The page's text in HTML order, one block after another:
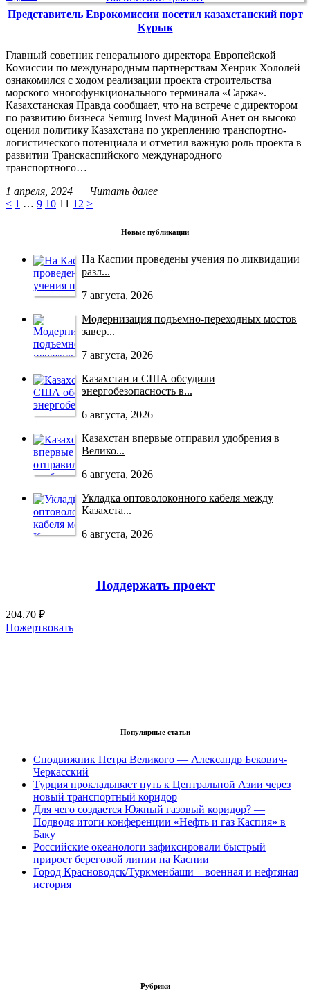
Представитель Еврокомиссии посетил казахстанский порт
Курык
Главный советник генерального директора Европейской
Комиссии по международным партнерствам Хенрик Хололей
ознакомился с ходом реализации проекта строительства
морского многофункционального терминала «Саржа».
Казахстанская Правда сообщает, что на встрече с директором
по развитию бизнеса Semurg Invest Мадиной Анет он высоко
оценил политику Казахстана по укреплению транспортно-
логистического потенциала и отметил важную роль проекта в
развитии Транскаспийского международного
транспортного…
1 апреля, 2024
Читать далее
< 1 … 9 10 11 12 >
Новые публикации
На Каспии проведены учения по ликвидации
разл...
7 августа, 2026
Модернизация подъемно-переходных мостов
завер...
7 августа, 2026
Казахстан и США обсудили
энергобезопасность в...
6 августа, 2026
Казахстан впервые отправил удобрения в
Велико...
6 августа, 2026
Укладка оптоволоконного кабеля между
Казахста...
6 августа, 2026
Поддержать проект
204.70 ₽
Пожертвовать
Популярные статьи
Сподвижник Петра Великого — Александр Бекович-
Черкасский
Турция прокладывает путь к Центральной Азии через
новый транспортный коридор
Для чего создается Южный газовый коридор? —
Подводя итоги конференции «Нефть и газ Каспия» в
Баку
Российские океанологи зафиксировали быстрый
прирост береговой линии на Каспии
Город Красноводск/Туркменбаши – военная и нефтяная
история
Рубрики